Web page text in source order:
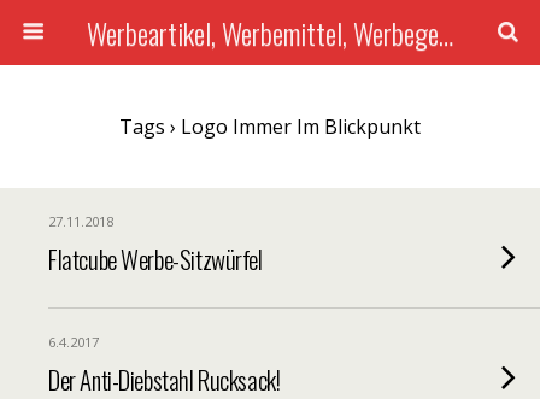
Werbeartikel, Werbemittel, Werbegeschenke mit Druck, Give-Aways...
Tags › Logo Immer Im Blickpunkt
27.11.2018
Flatcube Werbe-Sitzwürfel
6.4.2017
Der Anti-Diebstahl Rucksack!